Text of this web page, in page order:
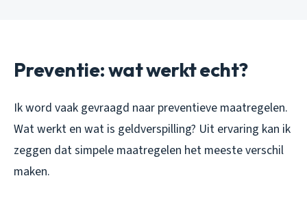
Preventie: wat werkt echt?
Ik word vaak gevraagd naar preventieve maatregelen.
Wat werkt en wat is geldverspilling? Uit ervaring kan ik
zeggen dat simpele maatregelen het meeste verschil
maken.